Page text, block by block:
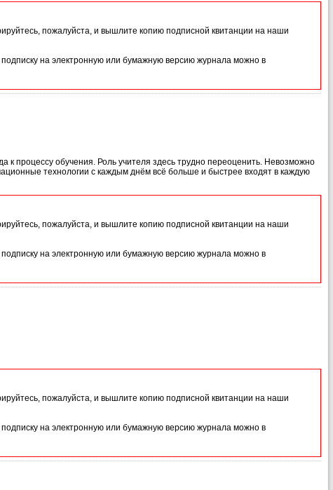
пожалуйста, и вышлите копию подписной квитанции на наши
на электронную или бумажную версию журнала можно в
к процессу обучения. Роль учителя здесь трудно переоценить. Невозможно
технологии с каждым днём всё больше и быстрее входят в каждую
пожалуйста, и вышлите копию подписной квитанции на наши
на электронную или бумажную версию журнала можно в
пожалуйста, и вышлите копию подписной квитанции на наши
на электронную или бумажную версию журнала можно в